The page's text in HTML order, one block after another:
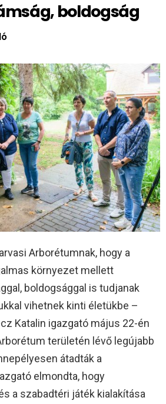
boldogság
Arborétumnak, hogy a
környezet mellett
boldogsággal is tudjanak
vihetnek kinti életükbe –
Katalin igazgató május 22-én
területén lévő legújabb
átadták a
elmondta, hogy
a szabadtéri játék kialakítása